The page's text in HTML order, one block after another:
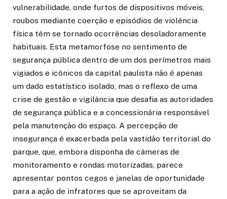
vulnerabilidade, onde furtos de dispositivos móveis,
roubos mediante coerção e episódios de violência
física têm se tornado ocorrências desoladoramente
habituais. Esta metamorfose no sentimento de
segurança pública dentro de um dos perímetros mais
vigiados e icônicos da capital paulista não é apenas
um dado estatístico isolado, mas o reflexo de uma
crise de gestão e vigilância que desafia as autoridades
de segurança pública e a concessionária responsável
pela manutenção do espaço. A percepção de
insegurança é exacerbada pela vastidão territorial do
parque, que, embora disponha de câmeras de
monitoramento e rondas motorizadas, parece
apresentar pontos cegos e janelas de oportunidade
para a ação de infratores que se aproveitam da